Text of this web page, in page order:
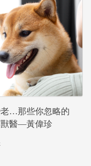
老…那些你忽略的
獸醫—黃偉珍